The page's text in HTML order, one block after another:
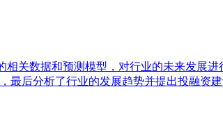
关数据和预测模型，对行业的未来发展进
最后分析了行业的发展趋势并提出投融资